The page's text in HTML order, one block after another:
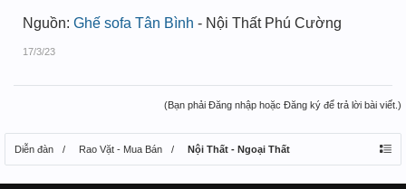
Nguồn: Ghế sofa Tân Bình - Nội Thất Phú Cường
17/3/23
(Bạn phải Đăng nhập hoặc Đăng ký để trả lời bài viết.)
Diễn đàn Rao Vặt - Mua Bán Nội Thất - Ngoại Thất